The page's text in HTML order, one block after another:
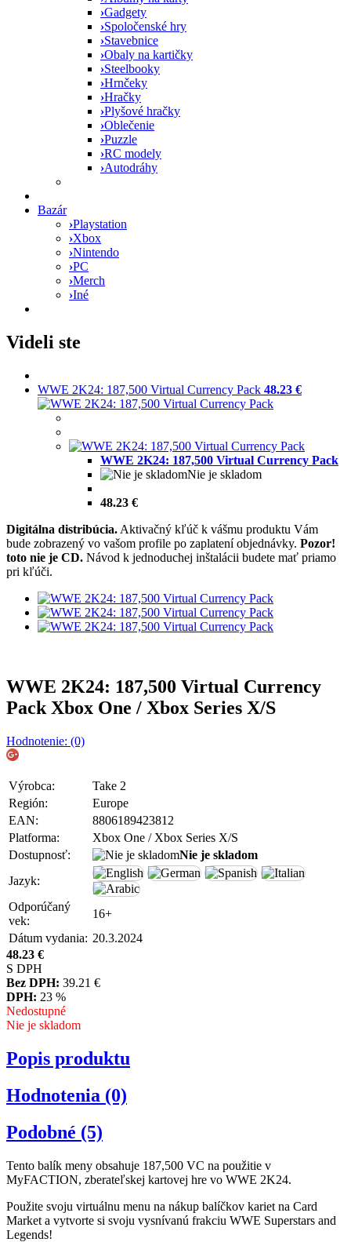
›Gadgety
›Spoločenské hry
›Stavebnice
›Obaly na kartičky
›Steelbooky
›Hrnčeky
›Hračky
›Plyšové hračky
›Oblečenie
›Puzzle
›RC modely
›Autodráhy
Bazár
›Playstation
›Xbox
›Nintendo
›PC
›Merch
›Iné
Videli ste
WWE 2K24: 187,500 Virtual Currency Pack 48.23 €
WWE 2K24: 187,500 Virtual Currency Pack
Nie je skladom
48.23 €
Digitálna distribúcia. Aktivačný kľúč k vášmu produktu Vám
bude zobrazený vo vašom profile po zaplatení objednávky. Pozor!
toto nie je CD. Návod k jednoduchej inštalácii budete mať priamo
pri kľúči.
WWE 2K24: 187,500 Virtual Currency
Pack Xbox One / Xbox Series X/S
Hodnotenie: (0)
Výrobca:
Take 2
Región:
Europe
EAN:
8806189423812
Platforma:
Xbox One / Xbox Series X/S
Dostupnosť:
Nie je skladom
Jazyk:
Odporúčaný
vek:
16+
Dátum vydania: 20.3.2024
48.23 €
S DPH
Bez DPH: 39.21 €
DPH: 23 %
Nedostupné
Nie je skladom
Popis produktu
Hodnotenia (0)
Podobné (5)
Tento balík meny obsahuje 187,500 VC na použitie v
MyFACTION, zberateľskej kartovej hre vo WWE 2K24.
Použite svoju virtuálnu menu na nákup balíčkov kariet na Card
Market a vytvorte si svoju vysnívanú frakciu WWE Superstars and
Legends!